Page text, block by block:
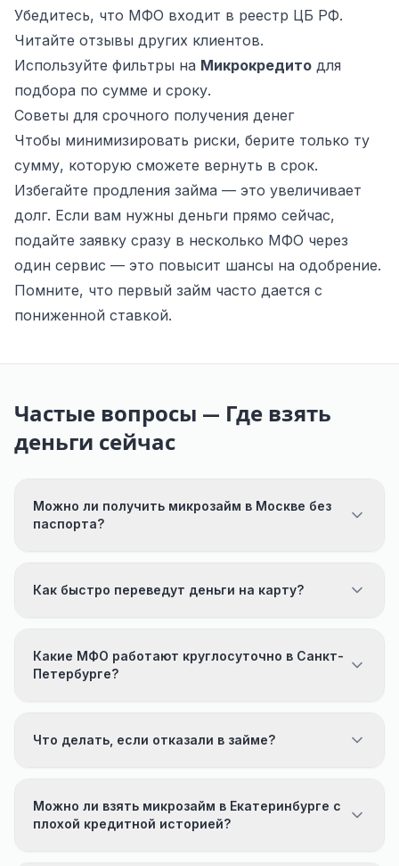
Убедитесь, что МФО входит в реестр ЦБ РФ.
Читайте отзывы других клиентов.
Используйте фильтры на Микрокредито для
подбора по сумме и сроку.
Советы для срочного получения денег
Чтобы минимизировать риски, берите только ту
сумму, которую сможете вернуть в срок.
Избегайте продления займа — это увеличивает
долг. Если вам нужны деньги прямо сейчас,
подайте заявку сразу в несколько МФО через
один сервис — это повысит шансы на одобрение.
Помните, что первый займ часто дается с
пониженной ставкой.
Частые вопросы — Где взять
деньги сейчас
Можно ли получить микрозайм в Москве без
паспорта?
Как быстро переведут деньги на карту?
Какие МФО работают круглосуточно в Санкт-
Петербурге?
Что делать, если отказали в займе?
Можно ли взять микрозайм в Екатеринбурге с
плохой кредитной историей?